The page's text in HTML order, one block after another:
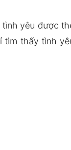
tình yêu được
tìm thấy tình